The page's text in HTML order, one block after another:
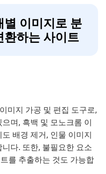
이미지로 분
환하는 사이트
미지 가공 및 편집 도구로,
며, 흑백 및 모노크롬 이
배경 제거, 인물 이미지
다. 또한, 불필요한 요소
를 추출하는 것도 가능합